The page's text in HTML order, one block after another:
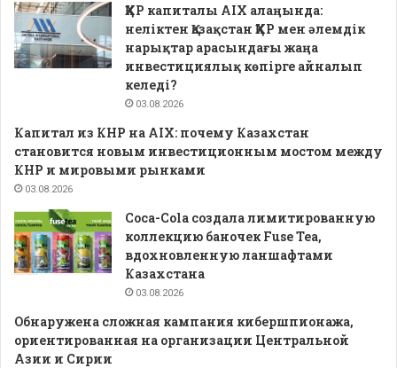
ҚХР капиталы AIX алаңында:
неліктен Қазақстан ҚХР мен әлемдік
нарықтар арасындағы жаңа
инвестициялық көпірге айналып
келеді?
03.08.2026
Капитал из КНР на AIX: почему Казахстан
становится новым инвестиционным мостом между
КНР и мировыми рынками
03.08.2026
Coca-Cola создала лимитированную
коллекцию баночек Fuse Tea,
вдохновленную ланшафтами
Казахстана
03.08.2026
Обнаружена сложная кампания кибершпионажа,
ориентированная на организации Центральной
Азии и Сирии